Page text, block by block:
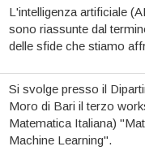
L'intelligenza artificiale
sono riassunte dal
delle sfide che stiamo
Si svolge presso il
Moro di Bari il terzo
Matematica Italiana)
Machine Learning".